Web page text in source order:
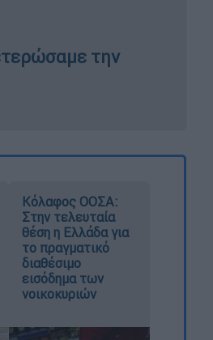
την
Κόλαφος ΟΟΣΑ:
Στην τελευταία
θέση η Ελλάδα για
το πραγματικό
διαθέσιμο
εισόδημα των
νοικοκυριών